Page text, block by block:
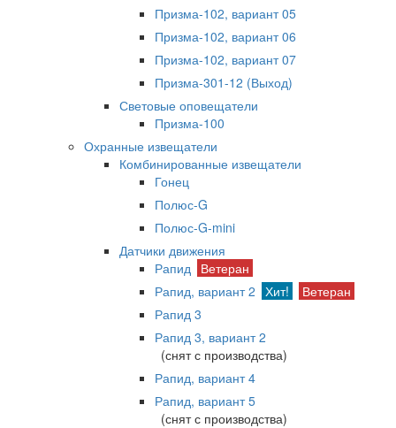
Призма-102, вариант 05
Призма-102, вариант 06
Призма-102, вариант 07
Призма-301-12 (Выход)
Световые оповещатели
Призма-100
Охранные извещатели
Комбинированные извещатели
Гонец
Полюс-G
Полюс-G-mini
Датчики движения
Рапид Ветеран
Рапид, вариант 2 Хит!
Ветеран
Рапид 3
Рапид 3, вариант 2
(снят с производства)
Рапид, вариант 4
Рапид, вариант 5
(снят с производства)